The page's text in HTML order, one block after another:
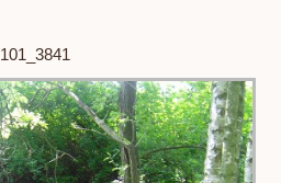
101_3841